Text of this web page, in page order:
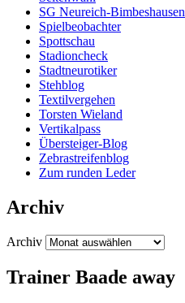
SG Neureich-Bimbeshausen
Spielbeobachter
Spottschau
Stadioncheck
Stadtneurotiker
Stehblog
Textilvergehen
Torsten Wieland
Vertikalpass
Übersteiger-Blog
Zebrastreifenblog
Zum runden Leder
Archiv
Archiv
Trainer Baade away